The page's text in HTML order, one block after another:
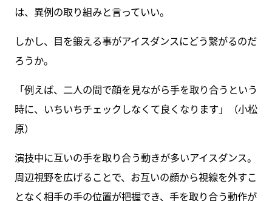
は、異例の取り組みと言っていい。
しかし、目を鍛える事がアイスダンスにどう繋がるのだ
ろうか。
「例えば、二人の間で顔を見ながら手を取り合うという
時に、いちいちチェックしなくて良くなります」（小松
原）
演技中に互いの手を取り合う動きが多いアイスダンス。
周辺視野を広げることで、お互いの顔から視線を外すこ
となく相手の手の位置が把握でき、手を取り合う動作が